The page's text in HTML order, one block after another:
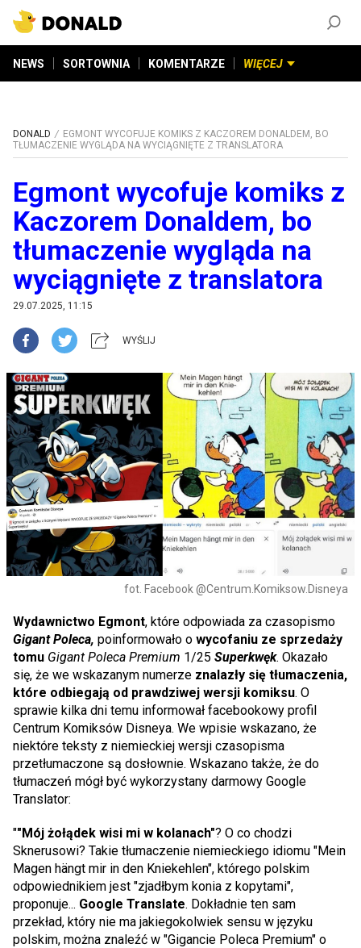
NEWS SORTOWNIA KOMENTARZE WIĘCEJ
DONALD
EGMONT WYCOFUJE KOMIKS Z KACZOREM DONALDEM, BO
TŁUMACZENIE WYGLĄDA NA WYCIĄGNIĘTE Z TRANSLATORA
Egmont wycofuje komiks z
Kaczorem Donaldem, bo
tłumaczenie wygląda na
wyciągnięte z translatora
29.07.2025, 11:15
WYŚLIJ
fot. Facebook @Centrum.Komiksow.Disneya
Wydawnictwo Egmont, które odpowiada za czasopismo
Gigant Poleca, poinformowało o wycofaniu ze sprzedaży
tomu Gigant Poleca Premium 1/25 Superkwęk. Okazało
się, że we wskazanym numerze znalazły się tłumaczenia,
które odbiegają od prawdziwej wersji komiksu. O
sprawie kilka dni temu informował facebookowy profil
Centrum Komiksów Disneya. We wpisie wskazano, że
niektóre teksty z niemieckiej wersji czasopisma
przetłumaczone są dosłownie. Wskazano także, że do
tłumaczeń mógł być wykorzystany darmowy Google
Translator:
""Mój żołądek wisi mi w kolanach"? O co chodzi
Sknerusowi? Takie tłumaczenie niemieckiego idiomu "Mein
Magen hängt mir in den Kniekehlen", którego polskim
odpowiednikiem jest "zjadłbym konia z kopytami",
proponuje... Google Translate. Dokładnie ten sam
przekład, który nie ma jakiegokolwiek sensu w języku
polskim, można znaleźć w "Gigancie Poleca Premium" o